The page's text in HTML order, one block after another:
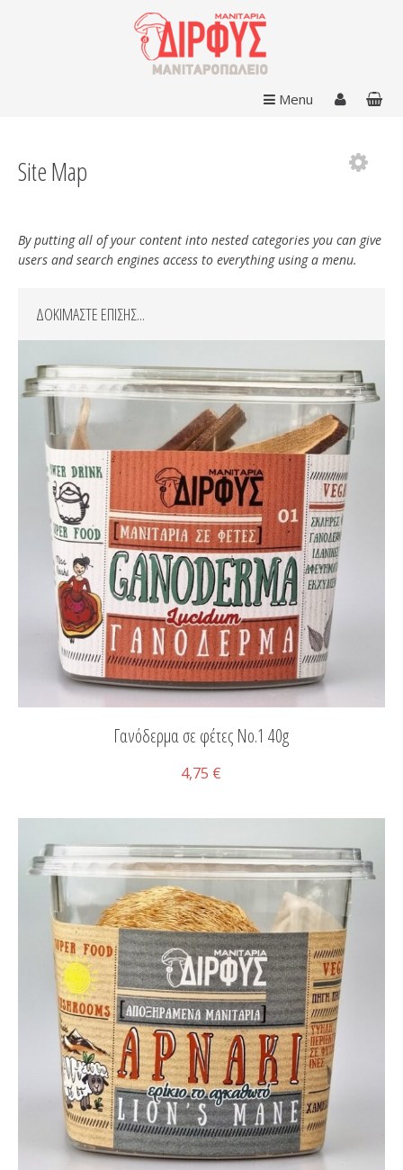
Menu
Site Map
By putting all of your content into nested categories you can give
users and search engines access to everything using a menu.
ΔΟΚΙΜΑΣΤΕ ΕΠΙΣΗΣ...
Γανόδερμα σε φέτες Νο.1 40g
4,75 €